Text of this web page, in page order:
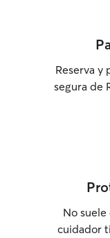
Reserva y
segura de
No
cuidador